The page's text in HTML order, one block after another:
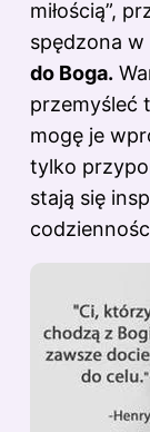
miłością”,
spędzona w
do Boga.
przemyśleć
mogę je
tylko
stają się